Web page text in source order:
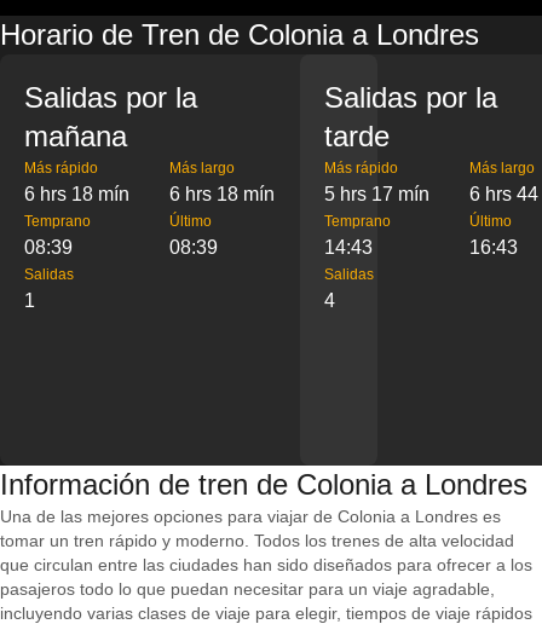
Horario de Tren de Colonia a Londres
Salidas por la
mañana
Más rápido
6 hrs 18 mín
Más largo
6 hrs 18 mín
Temprano
08:39
Último
08:39
Salidas
1
Salidas por la
tarde
Más rápido
5 hrs 17 mín
Más largo
6 hrs
Temprano
14:43
Último
16:43
Salidas
4
Información de tren de Colonia a Londres
Una de las mejores opciones para viajar de Colonia a Londres es
tomar un tren rápido y moderno. Todos los trenes de alta velocidad
que circulan entre las ciudades han sido diseñados para ofrecer a los
pasajeros todo lo que puedan necesitar para un viaje agradable,
incluyendo varias clases de viaje para elegir, tiempos de viaje rápidos